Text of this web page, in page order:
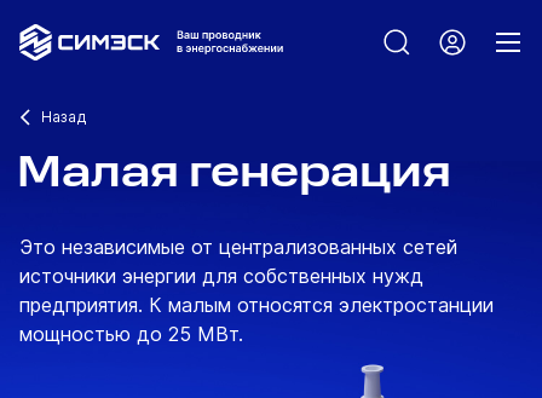
Назад
Малая генерация
Это независимые от централизованных сетей
источники энергии для собственных нужд
предприятия. К малым относятся электростанции
мощностью до 25 МВт.